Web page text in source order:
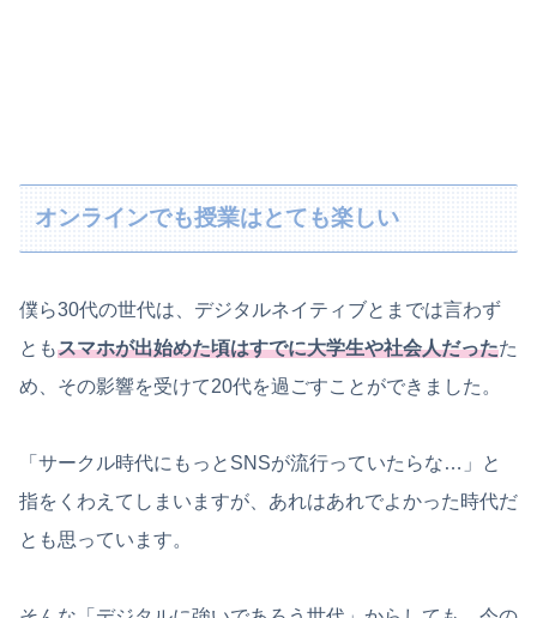
オンラインでも授業はとても楽しい
僕ら30代の世代は、デジタルネイティブとまでは言わず
ともスマホが出始めた頃はすでに大学生や社会人だったた
め、その影響を受けて20代を過ごすことができました。
「サークル時代にもっとSNSが流行っていたらな…」と
指をくわえてしまいますが、あれはあれでよかった時代だ
とも思っています。